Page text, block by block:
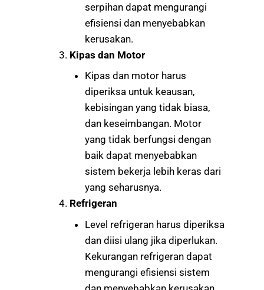
serpihan dapat mengurangi
efisiensi dan menyebabkan
kerusakan.
Kipas dan Motor
Kipas dan motor harus
diperiksa untuk keausan,
kebisingan yang tidak biasa,
dan keseimbangan. Motor
yang tidak berfungsi dengan
baik dapat menyebabkan
sistem bekerja lebih keras dari
yang seharusnya.
Refrigeran
Level refrigeran harus diperiksa
dan diisi ulang jika diperlukan.
Kekurangan refrigeran dapat
mengurangi efisiensi sistem